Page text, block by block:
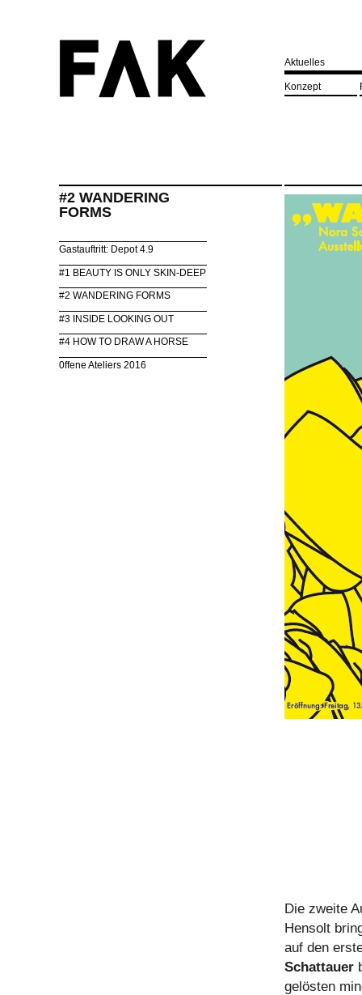
Aktuelles
Konzept
#2 WANDERING
FORMS
Gastauftritt: Depot 4.9
#1 BEAUTY IS ONLY SKIN-DEEP
#2 WANDERING FORMS
#3 INSIDE LOOKING OUT
#4 HOW TO DRAW A HORSE
0ffene Ateliers 2016
Die zweite
Hensolt
auf den
Schattauer
gelösten